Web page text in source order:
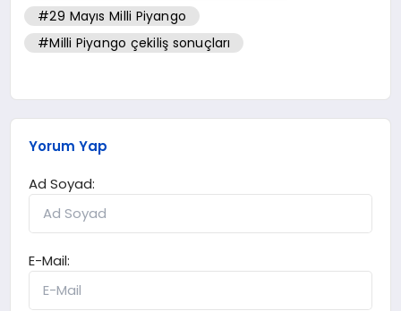
#29 Mayıs Milli Piyango
#Milli Piyango çekiliş sonuçları
Yorum Yap
Ad Soyad:
E-Mail: